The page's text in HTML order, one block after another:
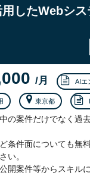
したWebシ
/月 AIエ
東京都
の案件だけでなく過
条件面についても無
い。
開案件等からスキル